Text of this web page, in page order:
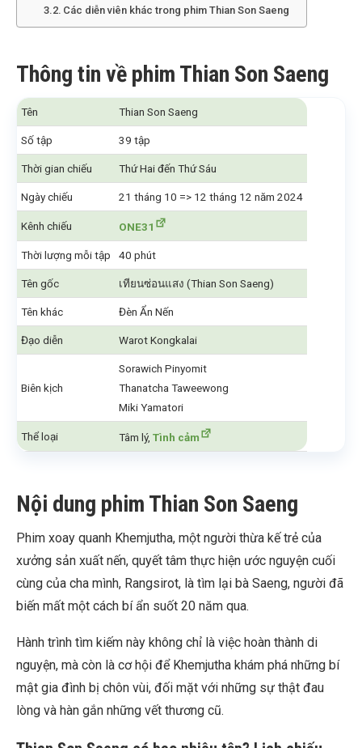
Các diễn viên khác trong phim Thian Son Saeng
Thông tin về phim Thian Son Saeng
Tên Thian Son Saeng
Số tập 39 tập
Thời gian chiếu Thứ Hai đến Thứ Sáu
Ngày chiếu 21 tháng 10 => 12 tháng 12 năm 2024
Kênh chiếu ONE31
Thời lượng mỗi tập 40 phút
Tên gốc เทียนซ่อนแสง (Thian Son Saeng)
Tên khác Đèn Ẩn Nến
Đạo diễn Warot Kongkalai
Biên kịch
Sorawich Pinyomit
Thanatcha Taweewong
Miki Yamatori
Thể loại Tâm lý, Tình cảm
Nội dung phim Thian Son Saeng
Phim xoay quanh Khemjutha, một người thừa kế trẻ của
xưởng sản xuất nến, quyết tâm thực hiện ước nguyện cuối
cùng của cha mình, Rangsirot, là tìm lại bà Saeng, người đã
biến mất một cách bí ẩn suốt 20 năm qua.
Hành trình tìm kiếm này không chỉ là việc hoàn thành di
nguyện, mà còn là cơ hội để Khemjutha khám phá những bí
mật gia đình bị chôn vùi, đối mặt với những sự thật đau
lòng và hàn gắn những vết thương cũ.